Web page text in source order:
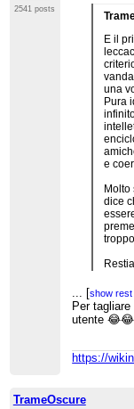
2541 posts
E il
una
Pura
e
dice
[show rest
Per
utente
https://
TrameOscure